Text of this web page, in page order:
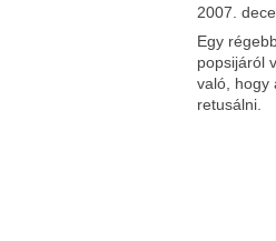
2007.
Egy
popsijáról
való, hogy
retusálni.